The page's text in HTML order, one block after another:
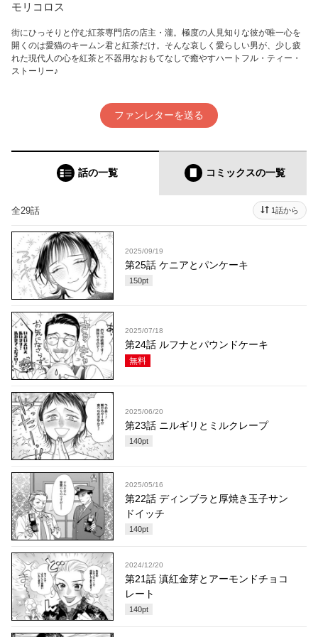
モリコロス
街にひっそりと佇む紅茶専門店の店主・瀧。極度の人見知りな彼が唯一心を
開くのは愛猫のキームン君と紅茶だけ。そんな哀しく愛らしい男が、少し疲
れた現代人の心を紅茶と不器用なおもてなしで癒やすハートフル・ティー・
ストーリー♪
ファンレターを送る
話の一覧 コミックスの一覧
全29話 1話から
2025/09/19
第25話 ケニアとパンケーキ
150pt
2025/07/18
第24話 ルフナとパウンドケーキ
無料
2025/06/20
第23話 ニルギリとミルクレープ
140pt
2025/05/16
第22話 ディンブラと厚焼き玉子サン
ドイッチ
140pt
2024/12/20
第21話 滇紅金芽とアーモンドチョコ
レート
140pt